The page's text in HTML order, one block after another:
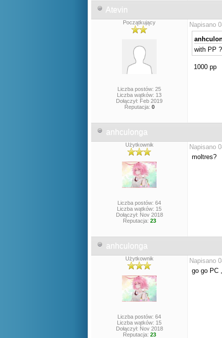
Atevin
Początkujący
Liczba postów: 25
Liczba wątków: 13
Dołączył: Feb 2019
Reputacja: 0
Napisano
with PP ?
1000 pp
anhculonga
Użytkownik
Liczba postów: 64
Liczba wątków: 15
Dołączył: Nov 2018
Reputacja: 23
Napisano
moltres?
anhculonga
Użytkownik
Liczba postów: 64
Liczba wątków: 15
Dołączył: Nov 2018
Reputacja: 23
Napisano
go go PC